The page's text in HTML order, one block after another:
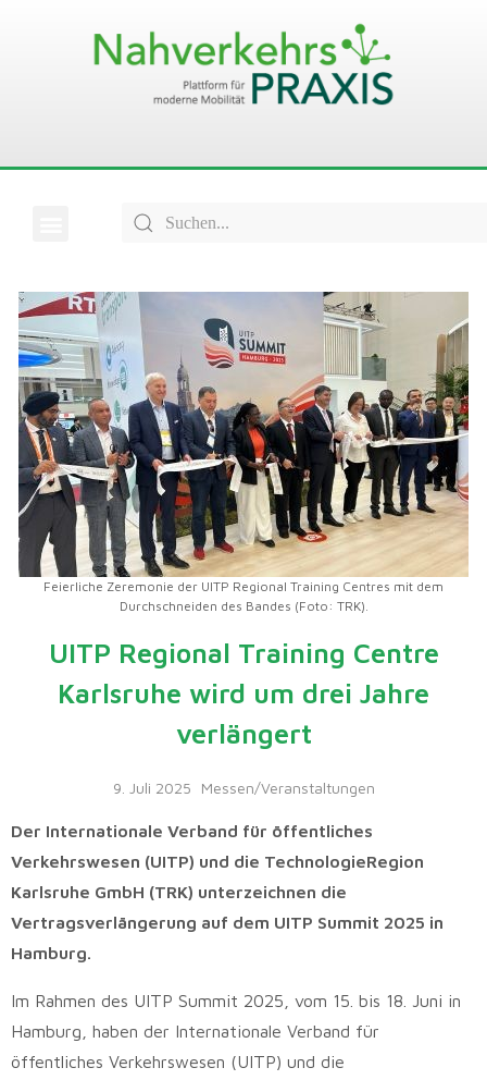
Feierliche Zeremonie der UITP Regional Training Centres mit dem
Durchschneiden des Bandes (Foto: TRK).
UITP Regional Training Centre
Karlsruhe wird um drei Jahre
verlängert
9. Juli 2025 Messen/Veranstaltungen
Der Internationale Verband für öffentliches
Verkehrswesen (UITP) und die TechnologieRegion
Karlsruhe GmbH (TRK) unterzeichnen die
Vertragsverlängerung auf dem UITP Summit 2025 in
Hamburg.
Im Rahmen des UITP Summit 2025, vom 15. bis 18. Juni in
Hamburg, haben der Internationale Verband für
öffentliches Verkehrswesen (UITP) und die